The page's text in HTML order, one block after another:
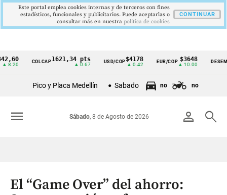
Cintillo
Colombia
COLCAP1621,34 pts USD/COP$4178
▲ 0.42
EUR/COP $3648
▲ 10.00
DESEMPLEO
▼
Pico y Placa Medellín Sabado no no
person search
Sábado, 8 de Agosto de 2026
menu
El “Game Over” del ahorro:
Este portal emplea cookies internas y de terceros con fines
estadísticos, funcionales y publicitarios. Puede aceptarlas o
consultar más en nuestra politica de cookies
CONTINUAR